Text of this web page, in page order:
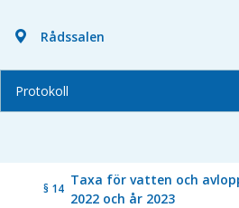
Rådssalen
Protokoll
§ 14
Taxa för vatten och
2022 och år 2023